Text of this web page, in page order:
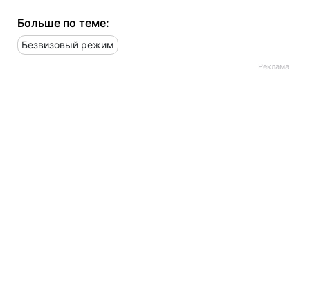
Больше по теме:
Безвизовый режим